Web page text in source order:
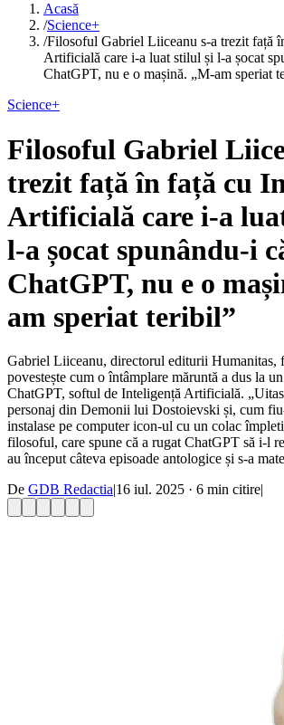
Acasă
/Science+
/Filosoful Gabriel Liiceanu s-a trezit față
Artificială care i-a luat stilul și l-a șocat
ChatGPT, nu e o mașină. „M-am speriat
Science+
Filosoful Gabriel
trezit față în față cu
Artificială care i-a
l-a șocat spunându-i
ChatGPT, nu e o
am speriat teribil”
Gabriel Liiceanu, directorul editurii Humanitas,
povestește cum o întâmplare măruntă a dus la
ChatGPT, softul de Inteligență Artificială.
personaj din Demonii lui Dostoievski și, cum
instalase pe computer icon-ul cu un colac
filosoful, care spune că a rugat ChatGPT să i-l
au început câteva episoade antologice și s-a
De GDB Redactia|16 iul. 2025 · 6 min citire|